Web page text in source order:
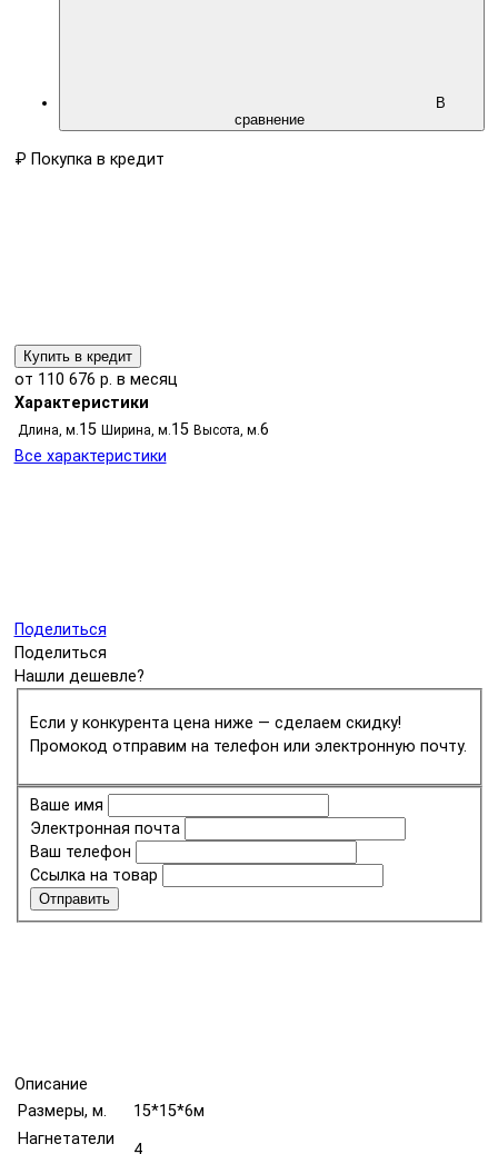
В
сравнение
₽ Покупка в кредит
Купить в кредит
от 110 676 р. в месяц
Характеристики
Длина, м. 15 Ширина, м. 15 Высота, м. 6
Все характеристики
Поделиться
Поделиться
Нашли дешевле?
Если у конкурента цена ниже — сделаем скидку!
Промокод отправим на телефон или электронную почту.
Ваше имя
Электронная почта
Ваш телефон
Ссылка на товар
Отправить
Описание
Размеры, м.
15*15*6м
Нагнетатели